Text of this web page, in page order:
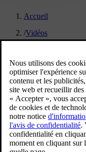
Accueil
/Vidéos